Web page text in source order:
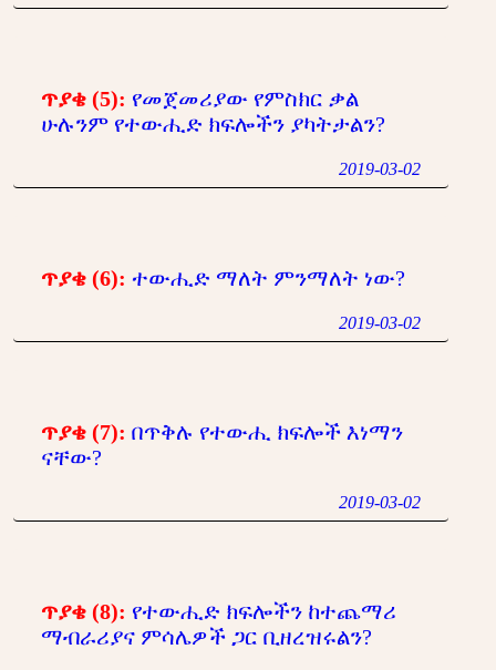
ጥያቄ (5): የመጀመሪያው የምስክር ቃል
ሁሉንም የተውሒድ ክፍሎችን ያካትታልን?
2019-03-02
ጥያቄ (6): ተውሒድ ማለት ምንማለት ነው?
2019-03-02
ጥያቄ (7): በጥቅሉ የተውሒ ክፍሎች እነማን
ናቸው?
2019-03-02
ጥያቄ (8): የተውሒድ ክፍሎችን ከተጨማሪ
ማብራሪያና ምሳሌዎች ጋር ቢዘረዝሩልን?